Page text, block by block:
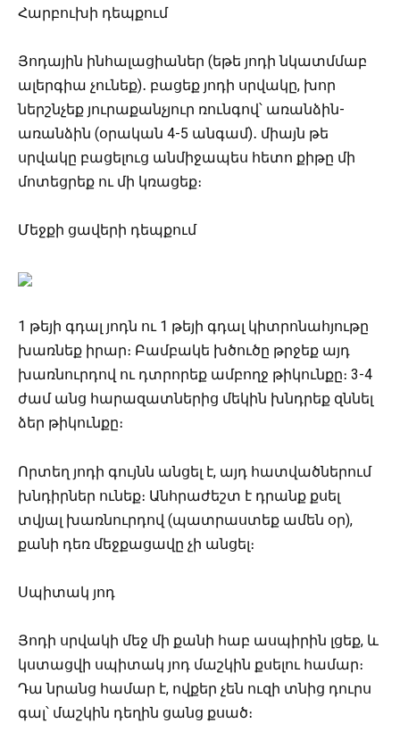
Հարբուխի դեպքում
Յոդային ինհալացիաներ (եթե յոդի նկատմմաբ
ալերգիա չունեք)․ բացեք յոդի սրվակը, խոր
ներշնչեք յուրաքանչյուր ռունգով՝ առանձին-
առանձին (օրական 4-5 անգամ)․ միայն թե
սրվակը բացելուց անմիջապես հետո քիթը մի
մոտեցրեք ու մի կռացեք։
Մեջքի ցավերի դեպքում
1 թեյի գդալ յոդն ու 1 թեյի գդալ կիտրոնահյութը
խառնեք իրար։ Բամբակե խծուծը թրջեք այդ
խառնուրդով ու դտրորեք ամբողջ թիկունքը։ 3-4
ժամ անց հարազատներից մեկին խնդրեք զննել
ձեր թիկունքը։
Որտեղ յոդի գույնն անցել է, այդ հատվածներում
խնդիրներ ունեք։ Անհրաժեշտ է դրանք քսել
տվյալ խառնուրդով (պատրաստեք ամեն օր),
քանի դեռ մեջքացավը չի անցել։
Սպիտակ յոդ
Յոդի սրվակի մեջ մի քանի հաբ ասպիրին լցեք, և
կստացվի սպիտակ յոդ մաշկին քսելու համար։
Դա նրանց համար է, ովքեր չեն ուզի տնից դուրս
գալ՝ մաշկին դեղին ցանց քսած։